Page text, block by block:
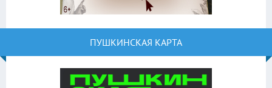
ПУШКИНСКАЯ КАРТА